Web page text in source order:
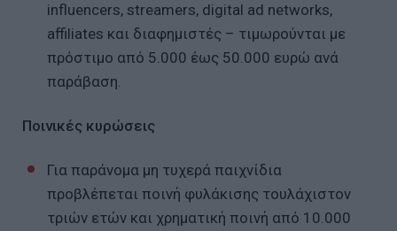
influencers, streamers, digital ad networks,
affiliates και διαφημιστές – τιμωρούνται με
πρόστιμο από 5.000 έως 50.000 ευρώ ανά
παράβαση.
Ποινικές κυρώσεις
Για παράνομα μη τυχερά παιχνίδια
προβλέπεται ποινή φυλάκισης τουλάχιστον
τριών ετών και χρηματική ποινή από 10.000